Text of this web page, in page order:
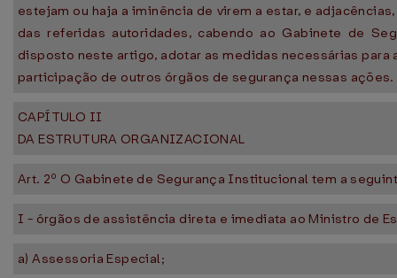
estejam ou haja a iminência de virem a estar, e
das referidas autoridades, cabendo ao Gabinete de
disposto neste artigo, adotar as medidas necessárias para
participação de outros órgãos de segurança nessas ações.
CAPÍTULO II
DA ESTRUTURA ORGANIZACIONAL
Art. 2º O Gabinete de Segurança Institucional tem a
I - órgãos de assistência direta e imediata ao Ministro de
a) Assessoria Especial;